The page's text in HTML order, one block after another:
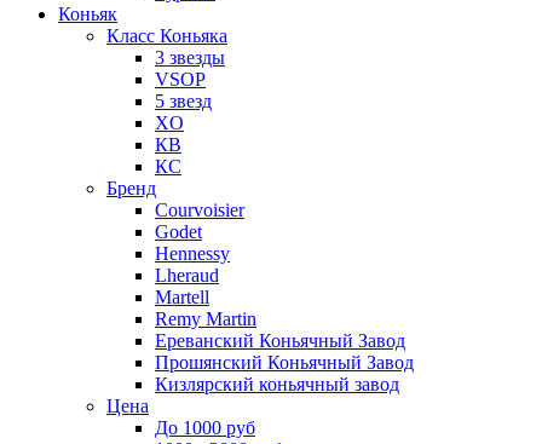
Коньяк
Класс Коньяка
3 звезды
VSOP
5 звезд
XO
КВ
КС
Бренд
Courvoisier
Godet
Hennessy
Lheraud
Martell
Remy Martin
Ереванский Коньячный Завод
Прошянский Коньячный Завод
Кизлярский коньячный завод
Цена
До 1000 руб